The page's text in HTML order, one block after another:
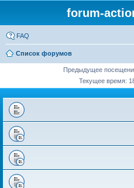
forum-
FAQ
Список форумов
Предыдущее
Текущее время: